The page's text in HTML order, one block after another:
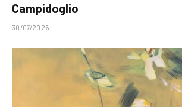
Campidoglio
30/07/2026